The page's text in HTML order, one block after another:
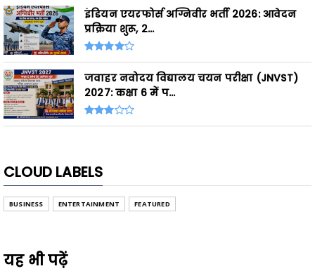
इंडियन एयरफोर्स अग्निवीर भर्ती 2026: आवेदन
प्रक्रिया शुरू, 2...
जवाहर नवोदय विद्यालय चयन परीक्षा (JNVST)
2027: कक्षा 6 में प...
CLOUD LABELS
BUSINESS ENTERTAINMENT FEATURED
यह भी पढ़ें